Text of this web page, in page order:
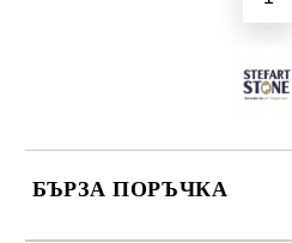
БЪРЗА ПОРЪЧКА